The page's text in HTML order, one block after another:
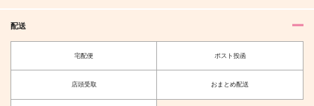
配送
宅配便 ポスト投函
店頭受取 おまとめ配送